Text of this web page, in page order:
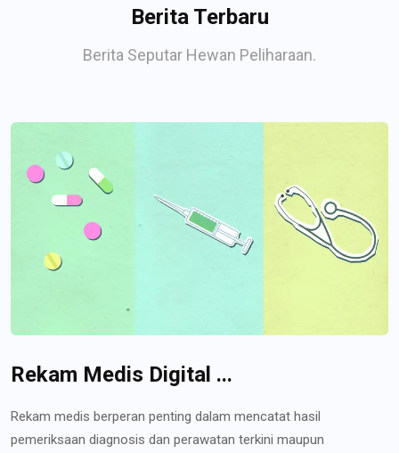
Berita Terbaru
Berita Seputar Hewan Peliharaan.
Rekam Medis Digital ...
Rekam medis berperan penting dalam mencatat hasil
pemeriksaan diagnosis dan perawatan terkini maupun